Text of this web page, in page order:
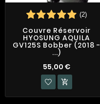
(2)
Couvre Réservoir
HYOSUNG AQUILA
GV125S Bobber (2018 -
...)
55,00 €
